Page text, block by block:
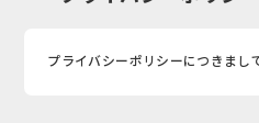
プライバシーポリシーにつきまし